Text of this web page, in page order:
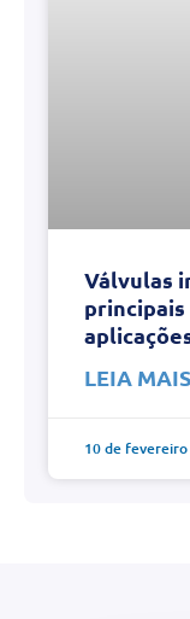
Válvulas
principais
LEIA MAIS
10 de fevereiro